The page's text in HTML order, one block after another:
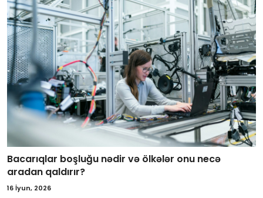
Bacarıqlar boşluğu nədir və ölkələr onu necə
aradan qaldırır?
16 İyun, 2026